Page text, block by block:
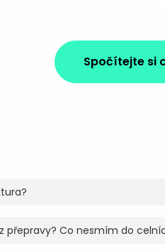
Spočítejte si
přepravy? Co nesmím do